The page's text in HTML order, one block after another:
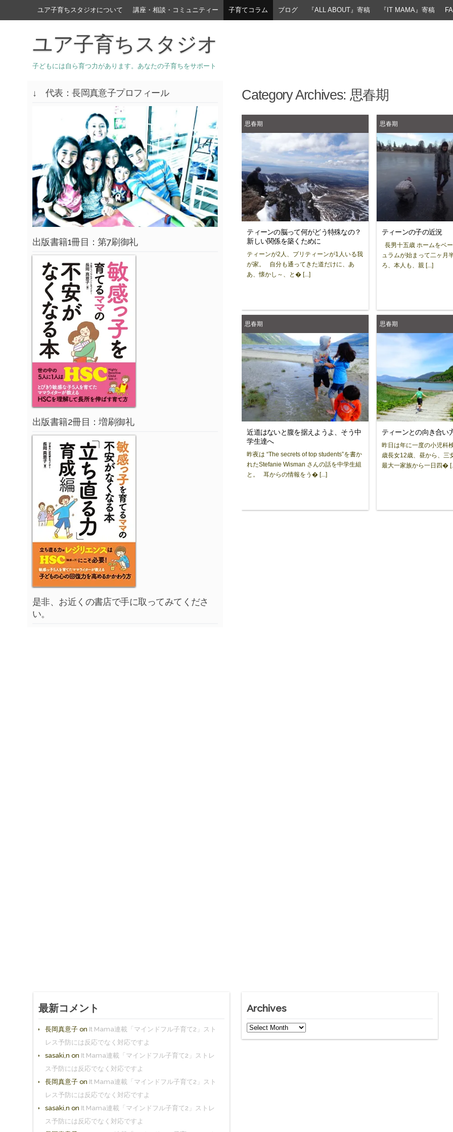
ユア子育ちスタジオについて 講座・相談・コミュニティー 子育てコラム ブログ 『ALL ABOUT』寄稿 『IT MAMA』寄稿
ユア子育ちスタジオ
子どもには自ら育つ力があります。あなたの子育ちをサポート
Category Archives: 思春期
思春期
ティーンの脳って何がどう特殊なの？
新しい関係を築くために
ティーンが2人、プリティーンが1人いる我
が家。 自分も通ってきた道だけに、あ
あ、懐かし～、と� [...]
思春期
ティーンの子の近況
長男十五歳 ホームをベ
ュラムが始まって二ヶ月
ろ、本人も、親 [...]
思春期
近道はないと腹を据えようよ、そう中
学生達へ
昨夜は “The secrets of top students”を書か
れたStefanie Wisman さんの話を中学生組
と。 耳からの情報をう� [...]
思春期
ティーンとの向き合い
昨日は年に一度の小児科
歳長女12歳、昼から、三
最大一家族から一日四�
↓ 代表：長岡真意子プロフィール
出版書籍1冊目：第7刷御礼
出版書籍2冊目：増刷御礼
是非、お近くの書店で手に取ってみてくださ
い。
最新コメント
長岡真意子 on It Mama連載「マインドフル子育て2」スト
レス予防には反応でなく対応ですよ
sasaki,n on It Mama連載「マインドフル子育て2」ストレ
ス予防には反応でなく対応ですよ
長岡真意子 on It Mama連載「マインドフル子育て2」スト
レス予防には反応でなく対応ですよ
sasaki,n on It Mama連載「マインドフル子育て2」ストレ
ス予防には反応でなく対応ですよ
Archives